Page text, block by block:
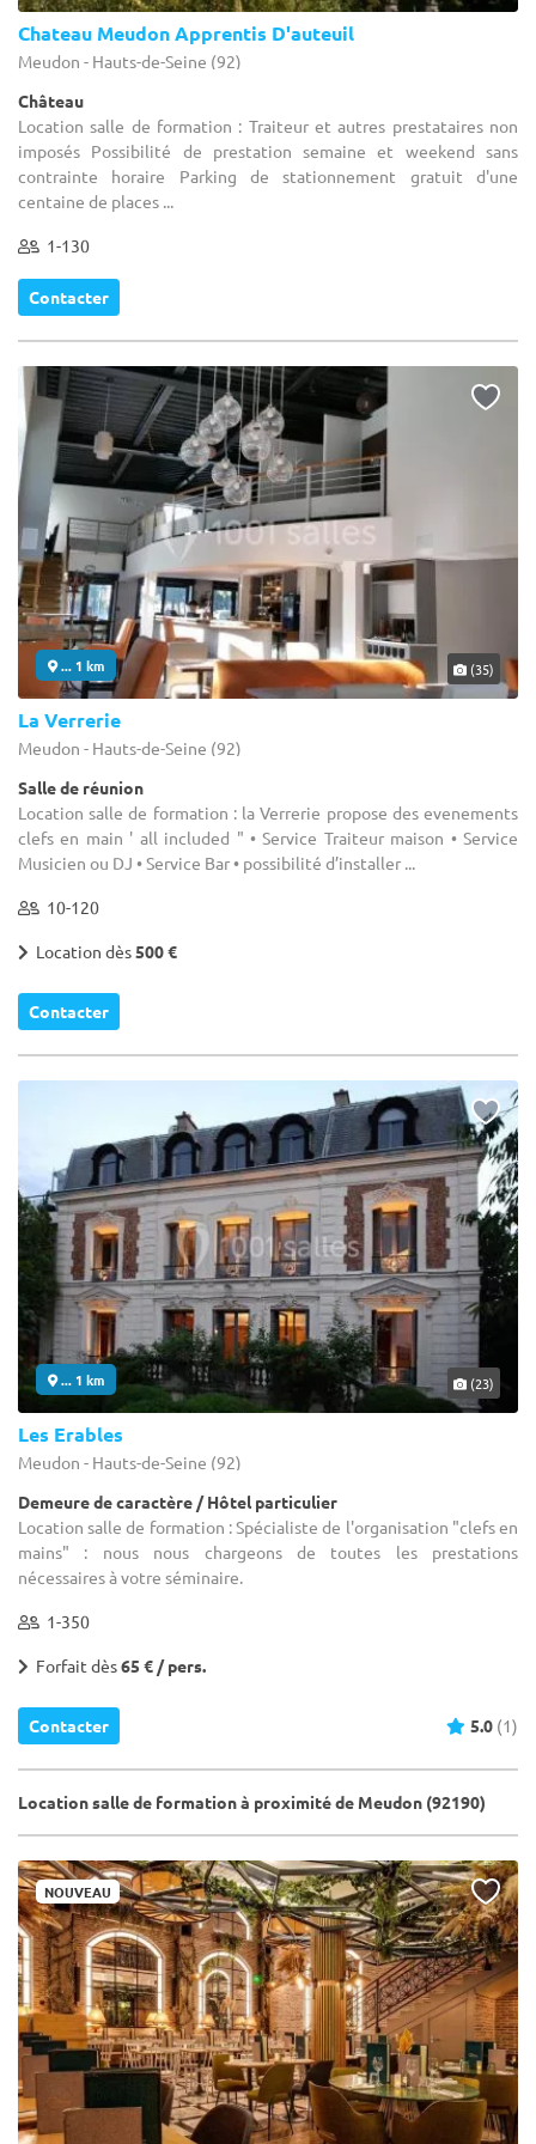
Chateau Meudon Apprentis D'auteuil
Meudon - Hauts-de-Seine (92)
Château
Location salle de formation : Traiteur et autres prestataires non
imposés Possibilité de prestation semaine et weekend sans
contrainte horaire Parking de stationnement gratuit d'une
centaine de places ...
1-130
Contacter
... 1 km (35)
La Verrerie
Meudon - Hauts-de-Seine (92)
Salle de réunion
Location salle de formation : la Verrerie propose des evenements
clefs en main ' all included " • Service Traiteur maison • Service
Musicien ou DJ • Service Bar • possibilité d’installer ...
10-120
Location dès500 €
Contacter
... 1 km (23)
Les Erables
Meudon - Hauts-de-Seine (92)
Demeure de caractère / Hôtel particulier
Location salle de formation : Spécialiste de l'organisation "clefs en
mains" : nous nous chargeons de toutes les prestations
nécessaires à votre séminaire.
1-350
Forfait dès65 € / pers.
Contacter 5.0 (1)
Location salle de formation à proximité de Meudon (92190)
NOUVEAU